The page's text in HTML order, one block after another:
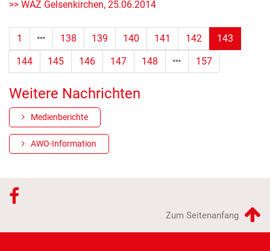
>> WAZ Gelsenkirchen, 25.06.2014
1 138 139 140 141 142 143
144 145 146 147 148 157
Weitere Nachrichten
Medienberichte
AWO-Information
Zum Seitenanfang